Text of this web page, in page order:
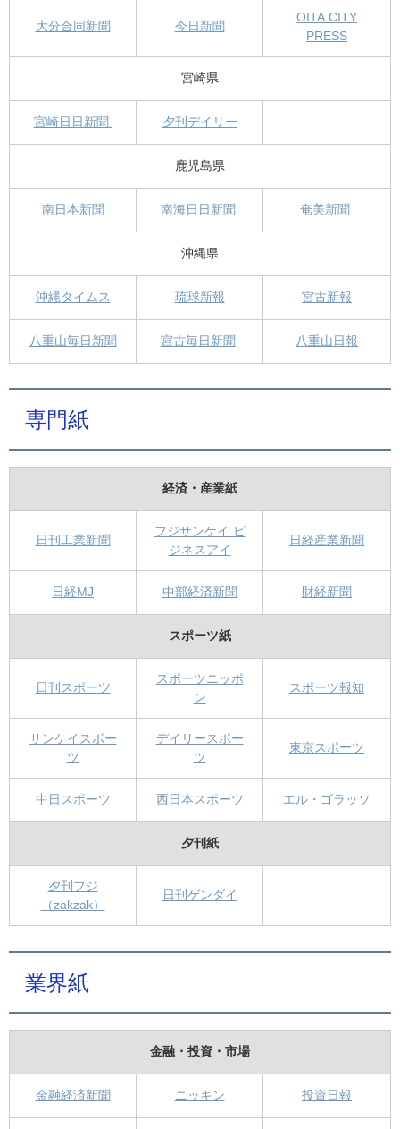
大分合同新聞 今日新聞
OITA CITY
PRESS
宮崎県
宮崎日日新聞 夕刊デイリー
鹿児島県
南日本新聞 南海日日新聞 奄美新聞
沖縄県
沖縄タイムス 琉球新報 宮古新報
八重山毎日新聞 宮古毎日新聞 八重山日報
専門紙
経済・産業紙
日刊工業新聞
フジサンケイ ビ
ジネスアイ
日経産業新聞
日経MJ 中部経済新聞 財経新聞
スポーツ紙
日刊スポーツ
スポーツニッポ
ン
スポーツ報知
サンケイスポー
ツ
デイリースポー
ツ
東京スポーツ
中日スポーツ 西日本スポーツ エル・ゴラッソ
夕刊紙
夕刊フジ
（zakzak）
日刊ゲンダイ
業界紙
金融・投資・市場
金融経済新聞 ニッキン 投資日報